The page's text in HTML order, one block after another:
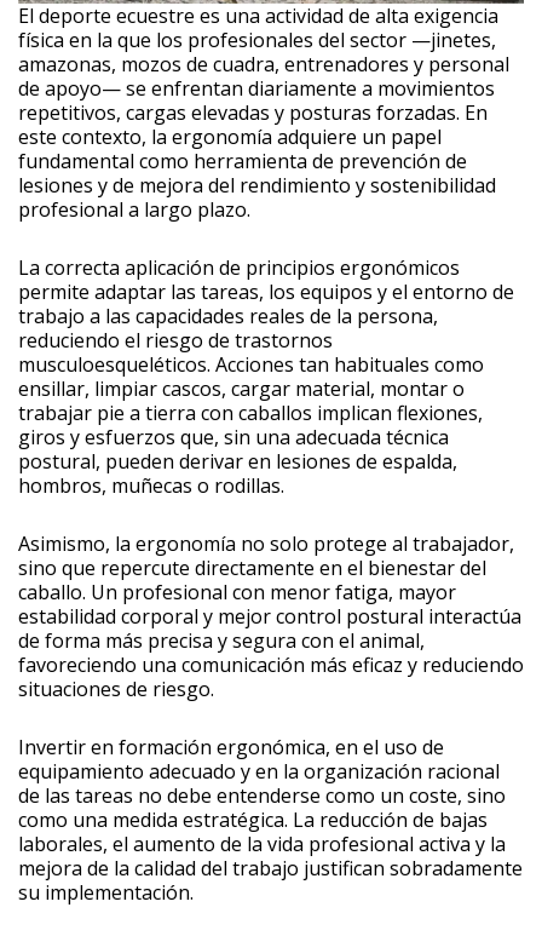
El deporte ecuestre es una actividad de alta exigencia
física en la que los profesionales del sector —jinetes,
amazonas, mozos de cuadra, entrenadores y personal
de apoyo— se enfrentan diariamente a movimientos
repetitivos, cargas elevadas y posturas forzadas. En
este contexto, la ergonomía adquiere un papel
fundamental como herramienta de prevención de
lesiones y de mejora del rendimiento y sostenibilidad
profesional a largo plazo.
La correcta aplicación de principios ergonómicos
permite adaptar las tareas, los equipos y el entorno de
trabajo a las capacidades reales de la persona,
reduciendo el riesgo de trastornos
musculoesqueléticos. Acciones tan habituales como
ensillar, limpiar cascos, cargar material, montar o
trabajar pie a tierra con caballos implican flexiones,
giros y esfuerzos que, sin una adecuada técnica
postural, pueden derivar en lesiones de espalda,
hombros, muñecas o rodillas.
Asimismo, la ergonomía no solo protege al trabajador,
sino que repercute directamente en el bienestar del
caballo. Un profesional con menor fatiga, mayor
estabilidad corporal y mejor control postural interactúa
de forma más precisa y segura con el animal,
favoreciendo una comunicación más eficaz y reduciendo
situaciones de riesgo.
Invertir en formación ergonómica, en el uso de
equipamiento adecuado y en la organización racional
de las tareas no debe entenderse como un coste, sino
como una medida estratégica. La reducción de bajas
laborales, el aumento de la vida profesional activa y la
mejora de la calidad del trabajo justifican sobradamente
su implementación.